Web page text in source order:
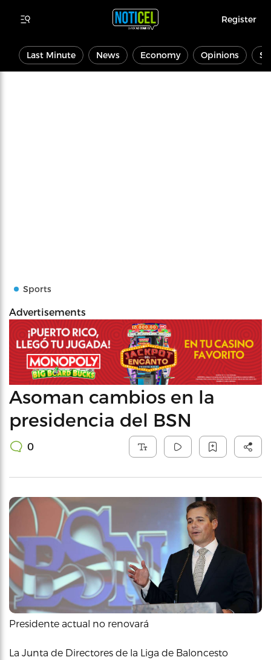
Register
Last Minute News Economy Opinions
Sports
Advertisements
Asoman cambios en la
presidencia del BSN
0
Presidente actual no renovará
La Junta de Directores de la Liga de Baloncesto